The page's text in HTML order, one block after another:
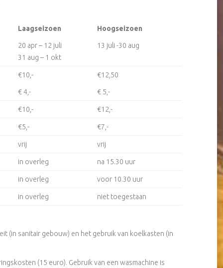
Laagseizoen Hoogseizoen
20 apr – 12 juli
31 aug – 1 okt
13 juli -30 aug
€10,-
€ 4,-
€12,50
€ 5,-
€10,- €12,-
€5,- €7,-
vrij vrij
in overleg na 15.30 uur
in overleg voor 10.30 uur
in overleg niet toegestaan
(in sanitair gebouw) en het gebruik van koelkasten (in
(15 euro). Gebruik van een wasmachine is